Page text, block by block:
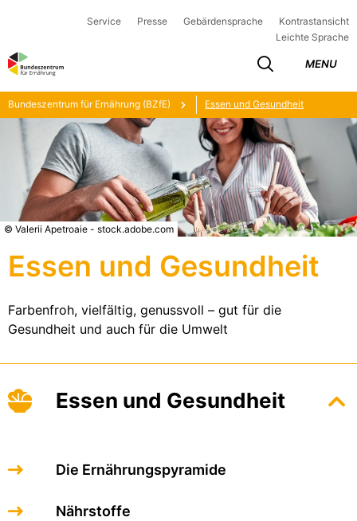
Service Presse Gebärdensprache
Kontrastansicht
Leichte Sprache
MENU
Bundeszentrum für Ernährung (BZfE) Essen und Gesundheit
Essen und Gesundheit
Farbenfroh, vielfältig, genussvoll – gut für die
Gesundheit und auch für die Umwelt
© Valerii Apetroaie - stock.adobe.com
Essen und Gesundheit
Die Ernährungspyramide
Nährstoffe